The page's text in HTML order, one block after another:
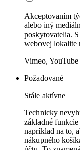
Akceptovaním
alebo iný
poskytovatelia.
webovej lokalite
Vimeo, YouTube
Požadované
Stále aktívne
Technicky
základné
napríklad na to,
nákupného